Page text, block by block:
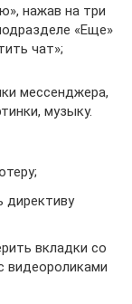
нажав на три
«Еще»
чат»;
мессенджера,
музыку.
директиву
вкладки со
видеороликами